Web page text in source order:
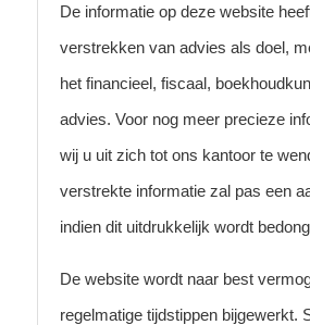
De informatie op deze website
verstrekken van advies als doel,
het financieel, fiscaal,
advies. Voor nog meer precieze
wij u uit zich tot ons kantoor te
verstrekte informatie zal pas een
indien dit uitdrukkelijk wordt
De website wordt naar best
regelmatige tijdstippen bijgewerkt.